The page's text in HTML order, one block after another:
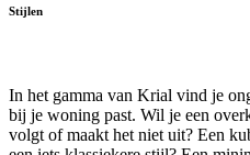
Stijlen
In het gamma van Krial vind je
bij je woning past. Wil je een
volgt of maakt het niet uit? Een